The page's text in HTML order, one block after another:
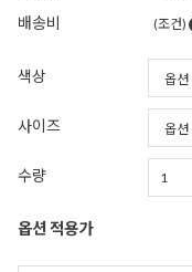
배송비 (조건)
색상
사이즈
수량
옵션 적용가